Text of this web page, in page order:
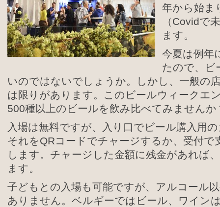
年から始ま
（Covidで
ます。
今夏は例年
たので、ビ
いのではないでしょうか。しかし、一般の
は限りがあります。このビールウィークエ
500種以上のビールを飲み比べてみませんか
入場は無料ですが、入り口でビール購入用
それをQRコードでチャージするか、受付で
します。チャージした金額に残金があれば
ます。
子どもとの入場も可能ですが、アルコール
ありません。ベルギーではビール、ワイン